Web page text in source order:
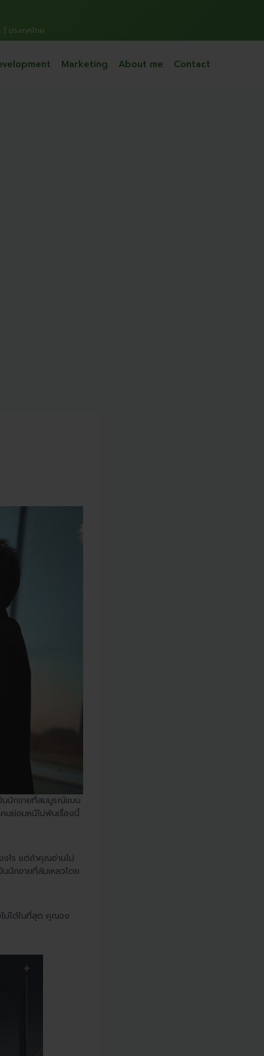
ประเทศไทย
Marketing About me Contact
นนักขายที่สมบูรณ์แบบ
นย่อมหนีไม่พ้นเรื่องนี้
งไร แต่ถ้าคุณอ่านไม่
นักขายที่ล้มเหลวโดย
ไม่ได้ในที่สุด คุณจง